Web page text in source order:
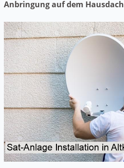
Anbringung auf dem Hausdach